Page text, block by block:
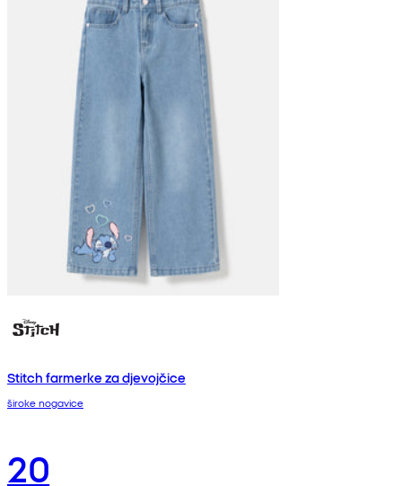
Stitch farmerke za djevojčice
široke nogavice
20